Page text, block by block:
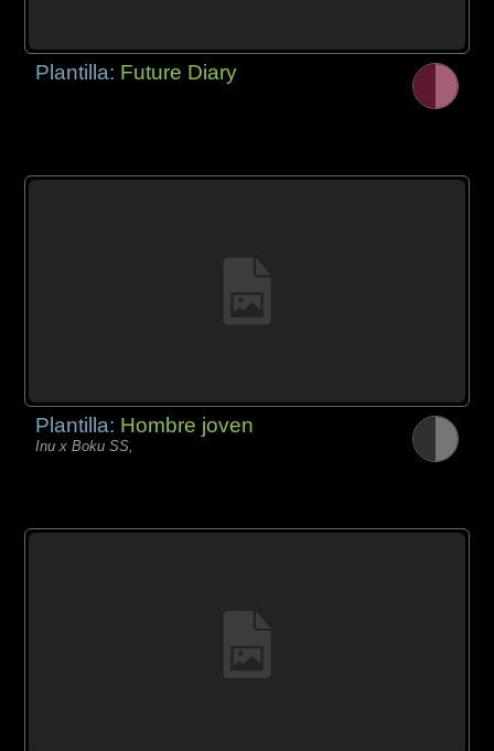
Plantilla: Future Diary
Plantilla: Hombre joven
Inu x Boku SS,